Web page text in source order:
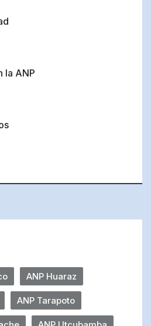
la ANP
ANP Huaraz
ANP Tarapoto